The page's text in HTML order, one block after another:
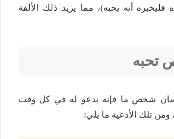
فليخبره أنه يحبه)، مما يزيد ذلك الألفة
تحبه
شخص ما فإنه يدعو له في كل وقت
ومن تلك الأدعية ما يلي: